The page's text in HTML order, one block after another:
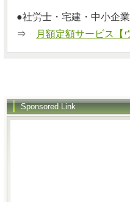
●社労士・宅建・中小企
⇒
月額定額サービス【
Sponsored Link